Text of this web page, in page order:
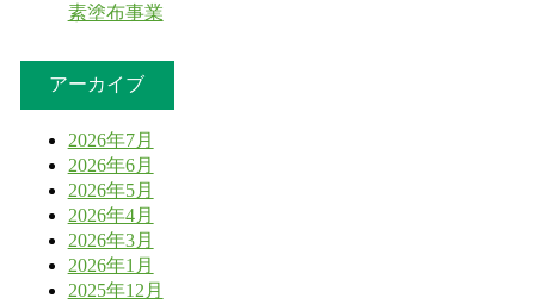
素塗布事業
アーカイブ
2026年7月
2026年6月
2026年5月
2026年4月
2026年3月
2026年1月
2025年12月